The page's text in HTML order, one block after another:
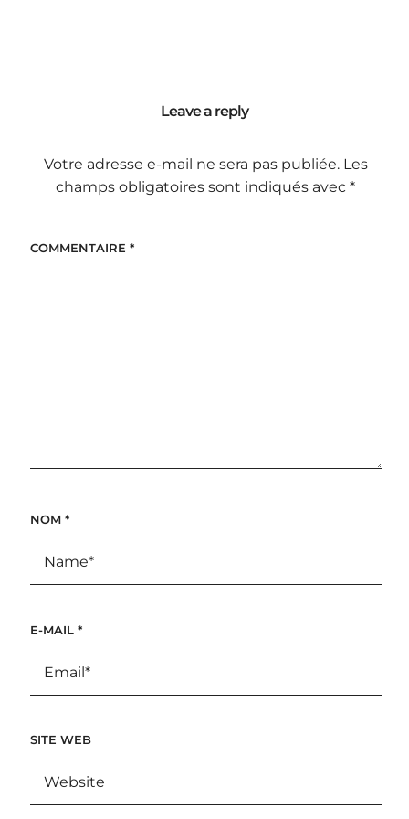
Leave a reply
Votre adresse e-mail ne sera pas publiée. Les
champs obligatoires sont indiqués avec*
COMMENTAIRE *
NOM *
E-MAIL *
SITE WEB